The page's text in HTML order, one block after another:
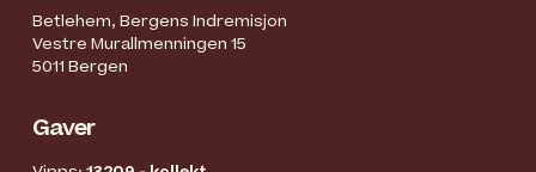
Betlehem, Bergens Indremisjon
Vestre Murallmenningen 15
5011 Bergen
Gaver